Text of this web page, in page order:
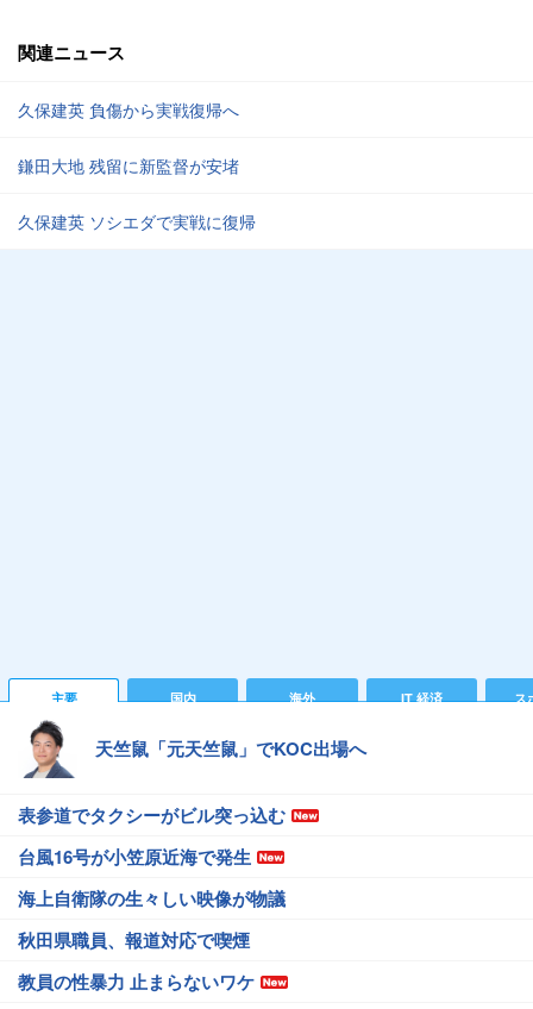
関連ニュース
久保建英 負傷から実戦復帰へ
鎌田大地 残留に新監督が安堵
久保建英 ソシエダで実戦に復帰
主要 国内 海外 IT 経済 ス
天竺鼠「元天竺鼠」でKOC出場へ
表参道でタクシーがビル突っ込む
台風16号が小笠原近海で発生
海上自衛隊の生々しい映像が物議
秋田県職員、報道対応で喫煙
教員の性暴力 止まらないワケ